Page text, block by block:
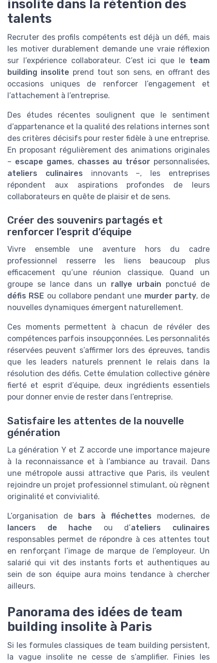
insolite dans la rétention des
talents
Recruter des profils compétents est déjà un défi, mais
les motiver durablement demande une vraie réflexion
sur l’expérience collaborateur. C’est ici que le team
building insolite prend tout son sens, en offrant des
occasions uniques de renforcer l’engagement et
l’attachement à l’entreprise.
Des études récentes soulignent que le sentiment
d’appartenance et la qualité des relations internes sont
des critères décisifs pour rester fidèle à une entreprise.
En proposant régulièrement des animations originales
– escape games, chasses au trésor personnalisées,
ateliers culinaires innovants –, les entreprises
répondent aux aspirations profondes de leurs
collaborateurs en quête de plaisir et de sens.
Créer des souvenirs partagés et
renforcer l’esprit d’équipe
Vivre ensemble une aventure hors du cadre
professionnel resserre les liens beaucoup plus
efficacement qu’une réunion classique. Quand un
groupe se lance dans un rallye urbain ponctué de
défis RSE ou collabore pendant une murder party, de
nouvelles dynamiques émergent naturellement.
Ces moments permettent à chacun de révéler des
compétences parfois insoupçonnées. Les personnalités
réservées peuvent s’affirmer lors des épreuves, tandis
que les leaders naturels prennent le relais dans la
résolution des défis. Cette émulation collective génère
fierté et esprit d’équipe, deux ingrédients essentiels
pour donner envie de rester dans l’entreprise.
Satisfaire les attentes de la nouvelle
génération
La génération Y et Z accorde une importance majeure
à la reconnaissance et à l’ambiance au travail. Dans
une métropole aussi attractive que Paris, ils veulent
rejoindre un projet professionnel stimulant, où règnent
originalité et convivialité.
L’organisation de bars à fléchettes modernes, de
lancers de hache ou d’ateliers culinaires
responsables permet de répondre à ces attentes tout
en renforçant l’image de marque de l’employeur. Un
salarié qui vit des instants forts et authentiques au
sein de son équipe aura moins tendance à chercher
ailleurs.
Panorama des idées de team
building insolite à Paris
Si les formules classiques de team building persistent,
la vague insolite ne cesse de s’amplifier. Finies les